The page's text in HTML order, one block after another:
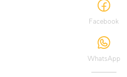
Facebook
WhatsApp